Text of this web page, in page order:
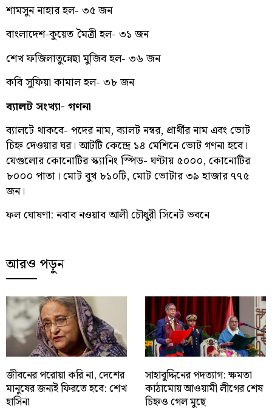
শামসুন নাহার হল- ৩৫ জন
বাংলাদেশ-কুয়েত মৈত্রী হল- ৩১ জন
শেখ ফজিলাতুন্নেছা মুজিব হল- ৩৬ জন
কবি সুফিয়া কামাল হল- ৩৮ জন
ব্যালট সংখ্যা- গণনা
ব্যালটে থাকবে- পদের নাম, ব্যালট নম্বর, প্রার্থীর নাম এবং ভোট
চিহ্ন দেওয়ার ঘর। আটটি কেন্দ্রে ১৪ মেশিনে ভোট গণনা হবে।
যেগুলোর কোনোটির স্ক্যানিং স্পিড- ঘণ্টায় ৫০০০, কোনোটির
৮০০০ পাতা। মোট বুথ ৮১০টি, মোট ভোটার ৩৯ হাজার ৭৭৫
জন।
ফল ঘোষণা: নবাব নওয়াব আলী চৌধুরী সিনেট ভবনে
আরও পড়ুন
জীবনের পরোয়া করি না, দেশের
মানুষের জন্যই ফিরতে হবে: শেখ
হাসিনা
সাহাবু্দ্দিনের পদত্যাগ: ক্ষমতা
কাঠামোয় আওয়ামী লীগের শেষ
চিহ্নও গেল মুছে